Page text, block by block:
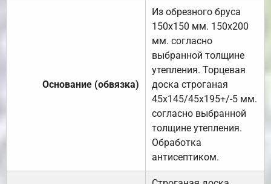
Основание (обвязка)
Из обрезного бруса
150х150 мм. 150х200
мм. согласно
выбранной толщине
утепления. Торцевая
доска строганая
45х145/45х195+/-5 мм.
согласно выбранной
толщине утепления.
Обработка
антисептиком.